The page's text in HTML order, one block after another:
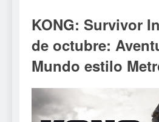
KONG: Survivor
de octubre:
Mundo estilo